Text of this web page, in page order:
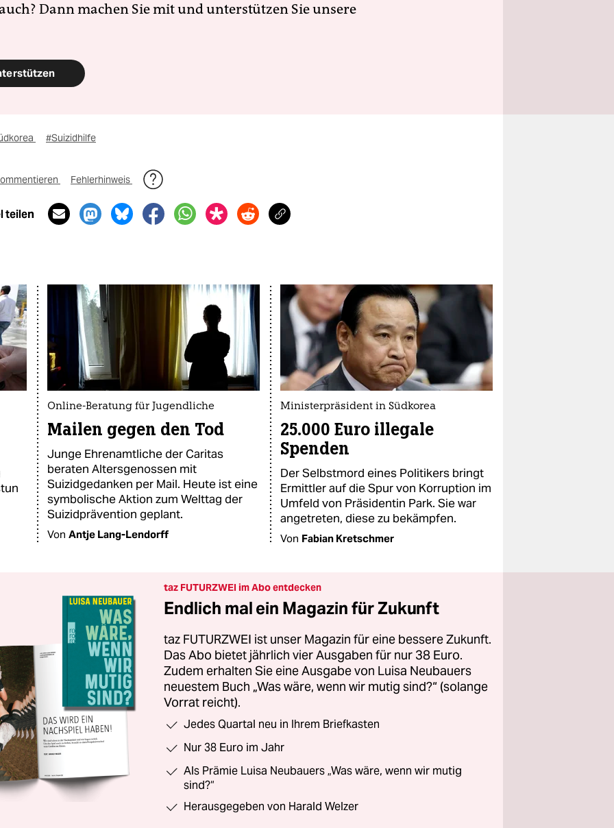
Dann machen Sie mit und unterstützen Sie unsere
#Suizidhilfe
Fehlerhinweis
teilen
Online-Beratung für Jugendliche
Mailen gegen den Tod
Junge Ehrenamtliche der Caritas
beraten Altersgenossen mit
Suizidgedanken per Mail. Heute ist eine
symbolische Aktion zum Welttag der
Suizidprävention geplant.
Von Antje Lang-Lendorff
Ministerpräsident in Südkorea
25.000 Euro illegale
Spenden
Der Selbstmord eines Politikers bringt
Ermittler auf die Spur von Korruption im
Umfeld von Präsidentin Park. Sie war
angetreten, diese zu bekämpfen.
Von Fabian Kretschmer
taz FUTURZWEI im Abo entdecken
Endlich mal ein Magazin für Zukunft
taz FUTURZWEI ist unser Magazin für eine bessere Zukunft.
Das Abo bietet jährlich vier Ausgaben für nur 38 Euro.
Zudem erhalten Sie eine Ausgabe von Luisa Neubauers
neuestem Buch „Was wäre, wenn wir mutig sind?“ (solange
Vorrat reicht).
Jedes Quartal neu in Ihrem Briefkasten
Nur 38 Euro im Jahr
Als Prämie Luisa Neubauers „Was wäre, wenn wir mutig
sind?“
Herausgegeben von Harald Welzer